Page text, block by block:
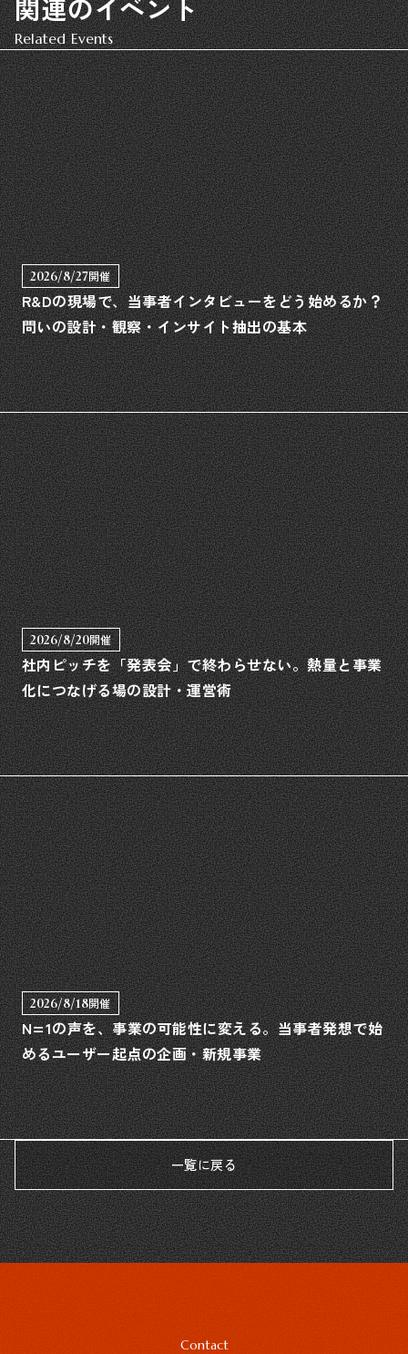
関連のイベント
Related Events
R&Dの現場で、当事者インタビューをどう始めるか？
問いの設計・観察・インサイト抽出の基本
2026/8/27開催
社内ピッチを「発表会」で終わらせない。熱量と事業
化につなげる場の設計・運営術
2026/8/20開催
N=1の声を、事業の可能性に変える。当事者発想で始
めるユーザー起点の企画・新規事業
2026/8/18開催
一覧に戻る
Contact